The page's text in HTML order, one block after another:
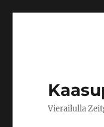
Vierailulla